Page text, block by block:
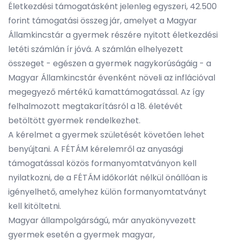
Életkezdési támogatásként jelenleg egyszeri, 42.500
forint támogatási összeg jár, amelyet a Magyar
Államkincstár a gyermek részére nyitott életkezdési
letéti számlán ír jóvá. A számlán elhelyezett
összeget - egészen a gyermek nagykorúságáig - a
Magyar Államkincstár évenként növeli az inflációval
megegyező mértékű kamattámogatással. Az így
felhalmozott megtakarításról a 18. életévét
betöltött gyermek rendelkezhet.
A kérelmet a gyermek születését követően lehet
benyújtani. A FÉTÁM kérelemről az anyasági
támogatással közös formanyomtatványon kell
nyilatkozni, de a FÉTÁM időkorlát nélkül önállóan is
igényelhető, amelyhez külön formanyomtatványt
kell kitöltetni.
Magyar állampolgárságú, már anyakönyvezett
gyermek esetén a gyermek magyar,